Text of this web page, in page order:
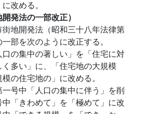
改める。
開発法の一部改正）
街地開発法（昭和三十八年法律第
部を次のように改正する。
の集中の著しい」を「住宅に対
多い」に、「住宅地の大規模
の住宅地の」に改める。
号中「人口の集中に伴う」を削
中「きわめて」を「極めて」に改